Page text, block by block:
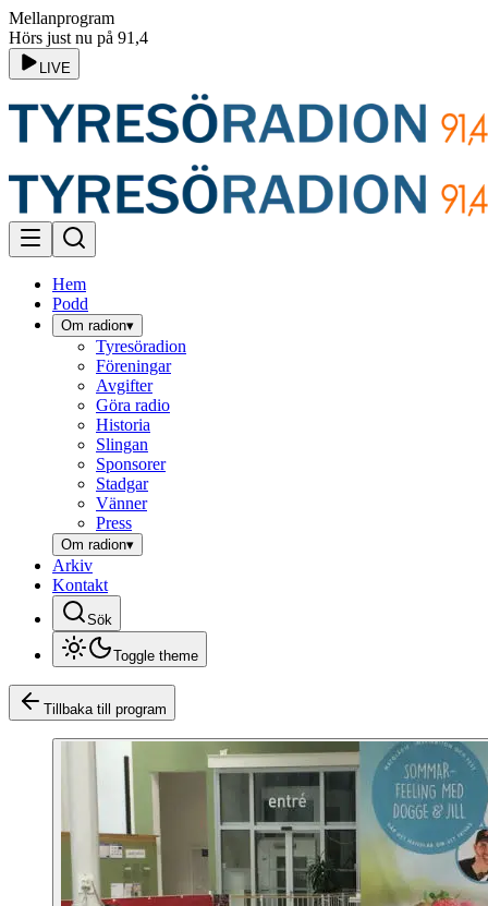
Mellanprogram
Hörs just nu på 91,4
LIVE
Hem
Podd
Om radion▾
Tyresöradion
Föreningar
Avgifter
Göra radio
Historia
Slingan
Sponsorer
Stadgar
Vänner
Press
Om radion▾
Arkiv
Kontakt
Sök
Toggle theme
Tillbaka till program